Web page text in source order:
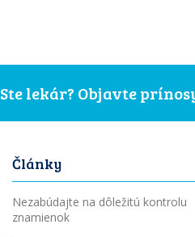
Ste lekár? Objavte
Články
Nezabúdajte na dôležitú kontrolu
znamienok